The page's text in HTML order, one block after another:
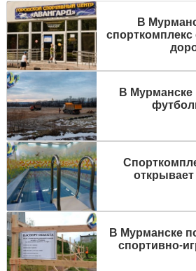
В
В Мурманске
В Мурманске
спортивно-